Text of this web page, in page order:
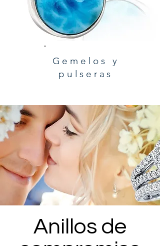
Gemelos y
pulseras
Anillos de